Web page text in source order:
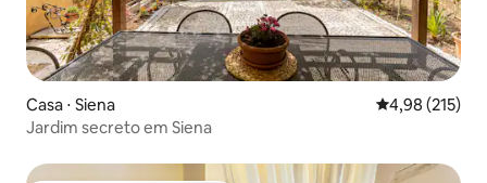
Casa ⋅ Siena 4,98 de uma
4,98 (215)
Jardim secreto em Siena